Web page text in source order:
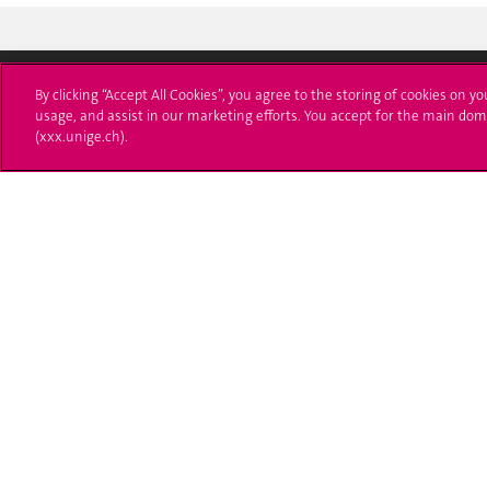
Université de Genève
24 rue du Général-Dufour
By clicking “Accept All Cookies”, you agree to the storing of cookies on
usage, and assist in our marketing efforts. You accept for the main
(xxx.unige.ch).